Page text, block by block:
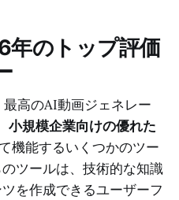
年のトップ評価
最高のAI動画ジェネレー
小規模企業向けの優れた
機能するいくつかのツー
ツールは、技術的な知識
を作成できるユーザーフ